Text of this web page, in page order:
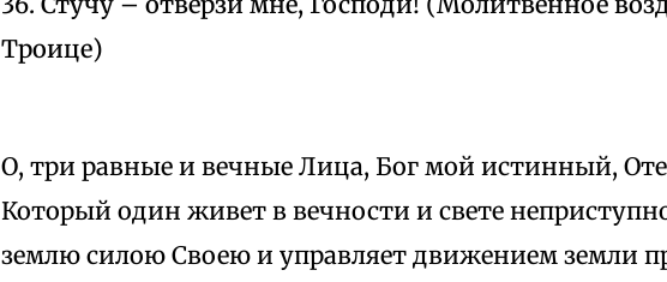
Троице)
О, три равные и вечные Лица, Бог мой истинный,
Который один живет в вечности и свете
землю силою Своею и управляет движением земли